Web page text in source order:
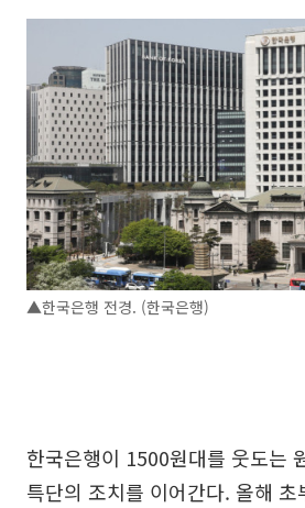
▲한국은행 전경. (한국은행)
한국은행이 1500원대를 웃도는
특단의 조치를 이어간다. 올해